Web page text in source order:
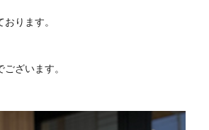
ります。
ざいます。